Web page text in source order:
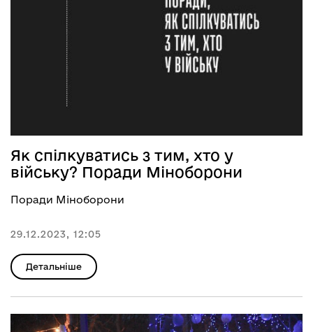
Як спілкуватись з тим, хто у
війську? Поради Міноборони
Поради Міноборони
29.12.2023, 12:05
Детальніше